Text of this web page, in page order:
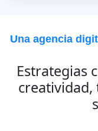
Una agencia
Estrategias